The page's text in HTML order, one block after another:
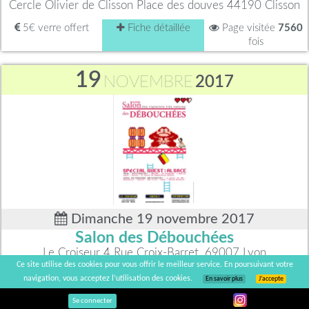
Cercle Olivier de Clisson Place des douves 44190 Clisson
5€ verre offert Fiche détaillée Page visitée 7560
fois
19 NOVEMBRE 2017
Dimanche 19 novembre 2017
Salon des Débouchées
Le Croiseur 4 Rue Croix-Barret, 69007 Lyon
Fiche détaillée Page visitée11357
fois
Se connecter
Ce site utilise des cookies pour vous offrir le meilleur service. En poursuivant votre
navigation, vous acceptez l’utilisation des cookies.
En savoir plus J’accepte